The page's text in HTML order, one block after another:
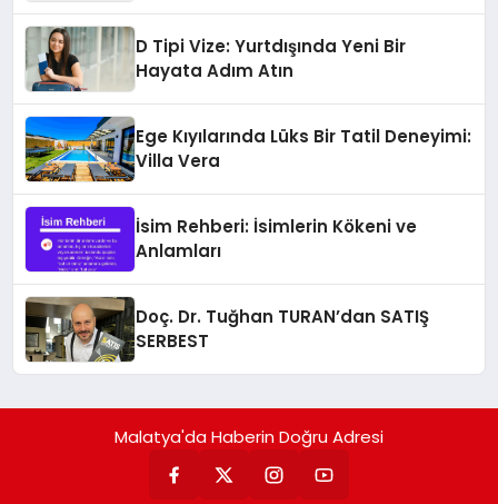
D Tipi Vize: Yurtdışında Yeni Bir
Hayata Adım Atın
Ege Kıyılarında Lüks Bir Tatil Deneyimi:
Villa Vera
İsim Rehberi: İsimlerin Kökeni ve
Anlamları
Doç. Dr. Tuğhan TURAN’dan SATIŞ
SERBEST
Malatya'da Haberin Doğru Adresi